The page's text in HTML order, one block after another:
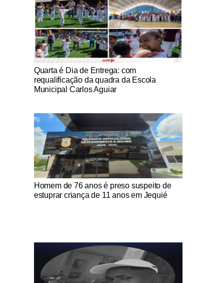
Notícias Católicas
Quarta é Dia de Entrega: com
requalificação da quadra da Escola
Municipal Carlos Aguiar
Notícias Católicas
Homem de 76 anos é preso suspeito de
estuprar criança de 11 anos em Jequié